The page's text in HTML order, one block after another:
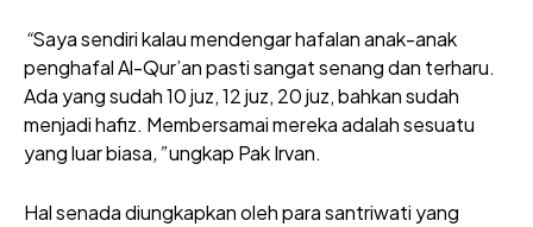
“Saya sendiri kalau mendengar hafalan anak-anak
penghafal Al-Qur’an pasti sangat senang dan terharu.
Ada yang sudah 10 juz, 12 juz, 20 juz, bahkan sudah
menjadi hafiz. Membersamai mereka adalah sesuatu
yang luar biasa,”ungkap Pak Irvan.
Hal senada diungkapkan oleh para santriwati yang